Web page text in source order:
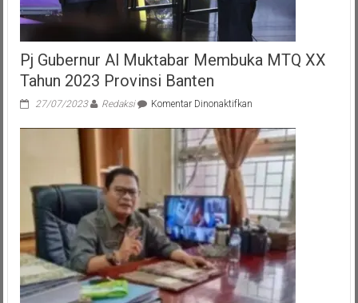
Pj Gubernur Al Muktabar Membuka MTQ XX
Tahun 2023 Provinsi Banten
27/07/2023 Redaksi Komentar Dinonaktifkanpada
Gubernur
Al
Muktabar
Membuka
MTQ
Tahun
2023
Provinsi
Banten